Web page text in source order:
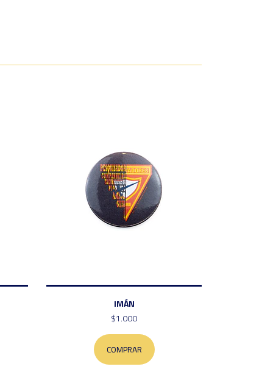
IMÁN
$1.000
COMPRAR